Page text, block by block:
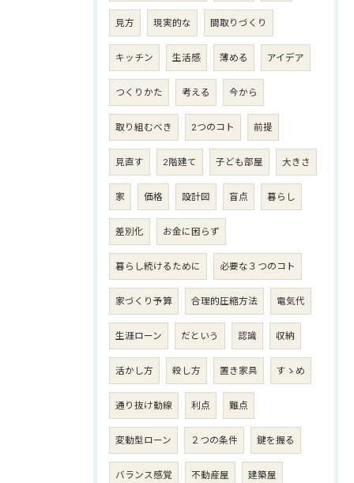
見方 現実的な 間取りづくり
キッチン 生活感 薄める アイデア
つくりかた 考える 今から
取り組むべき 2つのコト 前提
見直す 2階建て 子ども部屋 大きさ
家 価格 設計図 盲点 暮らし
差別化 お金に困らず
暮らし続けるために 必要な３つのコト
家づくり予算 合理的圧縮方法 電気代
生涯ローン だという 認識 収納
活かし方 殺し方 置き家具 すゝめ
通り抜け動線 利点 難点
変動型ローン ２つの条件 鍵を握る
バランス感覚 不動産屋 建築屋